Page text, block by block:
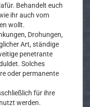
Behandelt euch
ihr auch vom
wollt.
Drohungen,
Art, ständige
penetrante
Solches
oder permanente
für ihre
werden.